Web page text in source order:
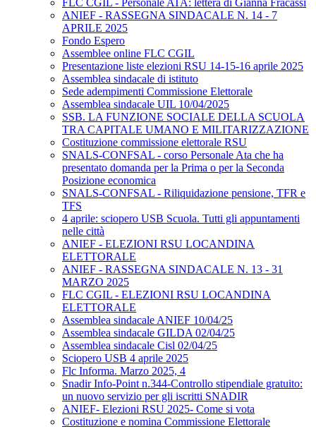
FLC CGIL - Personale ATA: lettera di Gianna Fracassi
ANIEF - RASSEGNA SINDACALE N. 14 - 7
APRILE 2025
Fondo Espero
Assemblee online FLC CGIL
Presentazione liste elezioni RSU 14-15-16 aprile 2025
Assemblea sindacale di istituto
Sede adempimenti Commissione Elettorale
Assemblea sindacale UIL 10/04/2025
SSB. LA FUNZIONE SOCIALE DELLA SCUOLA
TRA CAPITALE UMANO E MILITARIZZAZIONE
Costituzione commissione elettorale RSU
SNALS-CONFSAL - corso Personale Ata che ha
presentato domanda per la Prima o per la Seconda
Posizione economica
SNALS-CONFSAL - Riliquidazione pensione, TFR e
TFS
4 aprile: sciopero USB Scuola. Tutti gli appuntamenti
nelle città
ANIEF - ELEZIONI RSU LOCANDINA
ELETTORALE
ANIEF - RASSEGNA SINDACALE N. 13 - 31
MARZO 2025
FLC CGIL - ELEZIONI RSU LOCANDINA
ELETTORALE
Assemblea sindacale ANIEF 10/04/25
Assemblea sindacale GILDA 02/04/25
Assemblea sindacale Cisl 02/04/25
Sciopero USB 4 aprile 2025
Flc Informa. Marzo 2025, 4
Snadir Info-Point n.344-Controllo stipendiale gratuito:
un nuovo servizio per gli iscritti SNADIR
ANIEF- Elezioni RSU 2025- Come si vota
Costituzione e nomina Commissione Elettorale